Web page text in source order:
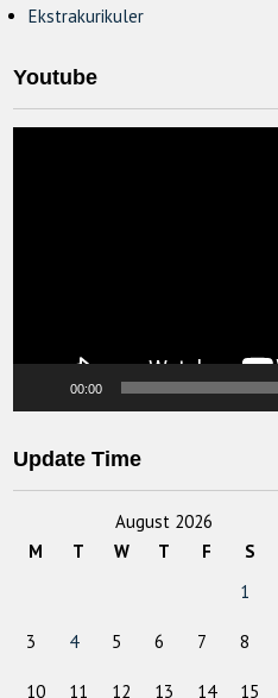
Ekstrakurikuler
Youtube
00:00
Update Time
August 2026
M
T W T F S
1
3 4 5 6 7 8
10 11 12 13 14 15